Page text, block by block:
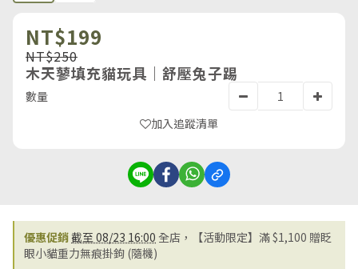
NT$199
NT$250
木天蓼填充貓玩具｜舒壓兔子踢
數量
加入追蹤清單
優惠促銷截至 08/23 16:00 全店，【活動限定】滿 $1,100 贈眨
眼小貓重力無痕掛鉤 (隨機)